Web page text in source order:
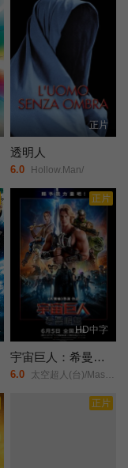
正片
透明人
6.0 Hollow.Man/
正片
HD中字
宇宙巨人：希曼崛起
6.0 太空超人(台)/Masters/of/the/Universe/宇宙天王(港)/宇宙巨人希曼/宇宙巨人希曼(真人版)/Grayskull/He-Man/
正片